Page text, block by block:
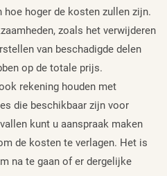
hoger de kosten zullen zijn.
zoals het verwijderen
van beschadigde delen
op de totale prijs.
rekening houden met
die beschikbaar zijn voor
kunt u aanspraak maken
de kosten te verlagen. Het is
na te gaan of er dergelijke